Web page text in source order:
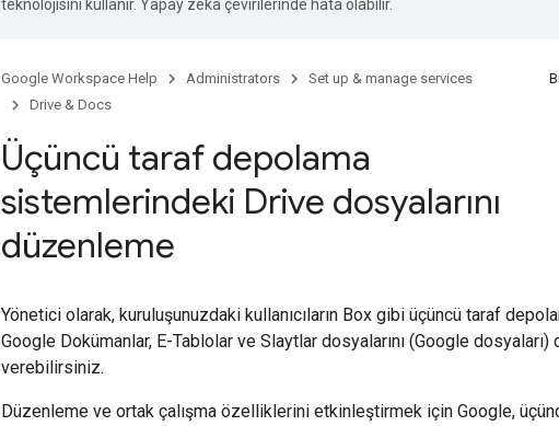
teknolojisini kullanır. Yapay zeka çevirilerinde hata olabilir.
Google Workspace Help Administrators
Set up & manage services
Drive & Docs
Üçüncü taraf depolama
sistemlerindeki Drive dosyalarını
düzenleme
Yönetici olarak, kuruluşunuzdaki kullanıcıların Box gibi üçüncü taraf
Google Dokümanlar, E-Tablolar ve Slaytlar dosyalarını (Google
verebilirsiniz.
Düzenleme ve ortak çalışma özelliklerini etkinleştirmek için Google,